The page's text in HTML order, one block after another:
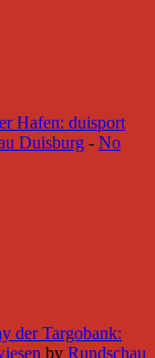
Hafen: duisport
Duisburg - No
der Targobank:
by Rundschau